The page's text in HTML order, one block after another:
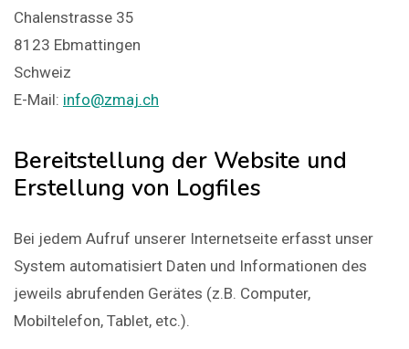
Chalenstrasse 35
8123 Ebmattingen
Schweiz
E-Mail: info@zmaj.ch
Bereitstellung der Website und
Erstellung von Logfiles
Bei jedem Aufruf unserer Internetseite erfasst unser
System automatisiert Daten und Informationen des
jeweils abrufenden Gerätes (z.B. Computer,
Mobiltelefon, Tablet, etc.).